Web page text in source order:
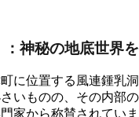
：神秘の地底世界
に位置する風連鍾乳
いものの、その内部
家から称賛されていま